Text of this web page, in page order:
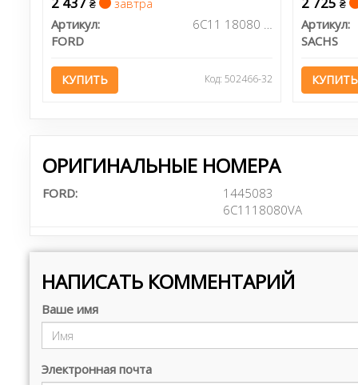
₴
завтра
Артикул:
6C11 18080 JC
FORD
КУПИТЬ Код: 502466-32
₴
Артикул:
SACHS
КУПИТЬ
ОРИГИНАЛЬНЫЕ НОМЕРА
FORD: 1445083
6C1118080VA
НАПИСАТЬ КОММЕНТАРИЙ
Ваше имя
Электронная почта